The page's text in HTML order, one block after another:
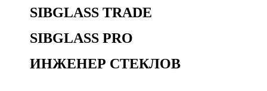
SIBGLASS TRADE
SIBGLASS PRO
ИНЖЕНЕР СТЕКЛОВ